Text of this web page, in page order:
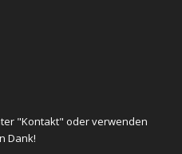
"Kontakt" oder verwenden
Dank!